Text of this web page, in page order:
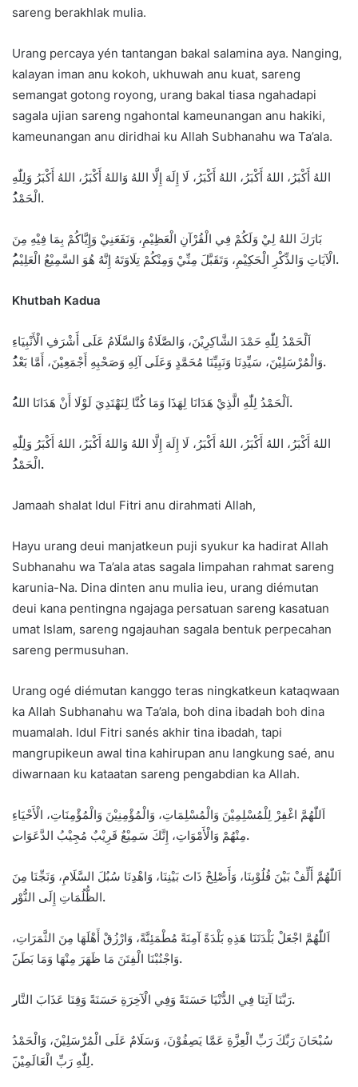
sareng berakhlak mulia.
Urang percaya yén tantangan bakal salamina aya. Nanging,
kalayan iman anu kokoh, ukhuwah anu kuat, sareng
semangat gotong royong, urang bakal tiasa ngahadapi
sagala ujian sareng ngahontal kameunangan anu hakiki,
kameunangan anu diridhai ku Allah Subhanahu wa Ta’ala.
اللهُ أَكْبَرُ، اللهُ أَكْبَرُ، اللهُ أَكْبَرُ، لَا إِلَهَ إِلَّا اللهُ وَاللهُ أَكْبَرُ، اللهُ أَكْبَرُ وَلِلّٰهِ
الْحَمْدُ.
بَارَكَ اللهُ لِيْ وَلَكُمْ فِي الْقُرْآنِ الْعَظِيْمِ، وَنَفَعَنِيْ وَإِيَّاكُمْ بِمَا فِيْهِ مِنَ
الْآيَاتِ وَالذِّكْرِ الْحَكِيْمِ، وَتَقَبَّلَ مِنِّيْ وَمِنْكُمْ تِلَاوَتَهُ إِنَّهُ هُوَ السَّمِيْعُ الْعَلِيْمُ.
Khutbah Kadua
اَلْحَمْدُ لِلّٰهِ حَمْدَ الشَّاكِرِيْنَ، وَالصَّلَاةُ وَالسَّلَامُ عَلَى أَشْرَفِ الْأَنْبِيَاءِ
وَالْمُرْسَلِيْنَ، سَيِّدِنَا وَنَبِيِّنَا مُحَمَّدٍ وَعَلَى آلِهِ وَصَحْبِهِ أَجْمَعِيْنَ، أَمَّا بَعْدُ.
اَلْحَمْدُ لِلّٰهِ الَّذِيْ هَدَانَا لِهَذَا وَمَا كُنَّا لِنَهْتَدِيَ لَوْلَا أَنْ هَدَانَا اللهُ.
اللهُ أَكْبَرُ، اللهُ أَكْبَرُ، اللهُ أَكْبَرُ، لَا إِلَهَ إِلَّا اللهُ وَاللهُ أَكْبَرُ، اللهُ أَكْبَرُ وَلِلّٰهِ
الْحَمْدُ.
Jamaah shalat Idul Fitri anu dirahmati Allah,
Hayu urang deui manjatkeun puji syukur ka hadirat Allah
Subhanahu wa Ta’ala atas sagala limpahan rahmat sareng
karunia-Na. Dina dinten anu mulia ieu, urang diémutan
deui kana pentingna ngajaga persatuan sareng kasatuan
umat Islam, sareng ngajauhan sagala bentuk perpecahan
sareng permusuhan.
Urang ogé diémutan kanggo teras ningkatkeun kataqwaan
ka Allah Subhanahu wa Ta’ala, boh dina ibadah boh dina
muamalah. Idul Fitri sanés akhir tina ibadah, tapi
mangrupikeun awal tina kahirupan anu langkung saé, anu
diwarnaan ku kataatan sareng pengabdian ka Allah.
اَللّٰهُمَّ اغْفِرْ لِلْمُسْلِمِيْنَ وَالْمُسْلِمَاتِ، وَالْمُؤْمِنِيْنَ وَالْمُؤْمِنَاتِ، الْأَحْيَاءِ
مِنْهُمْ وَالْأَمْوَاتِ، إِنَّكَ سَمِيْعٌ قَرِيْبٌ مُجِيْبُ الدَّعَوَاتِ.
اَللّٰهُمَّ أَلِّفْ بَيْنَ قُلُوْبِنَا، وَأَصْلِحْ ذَاتَ بَيْنِنَا، وَاهْدِنَا سُبُلَ السَّلَامِ، وَنَجِّنَا مِنَ
الظُّلُمَاتِ إِلَى النُّوْرِ.
اَللّٰهُمَّ اجْعَلْ بَلْدَتَنَا هَذِهِ بَلْدَةً آمِنَةً مُطْمَئِنَّةً، وَارْزُقْ أَهْلَهَا مِنَ الثَّمَرَاتِ،
وَاجْنُبْنَا الْفِتَنَ مَا ظَهَرَ مِنْهَا وَمَا بَطَنَ.
رَبَّنَا آتِنَا فِي الدُّنْيَا حَسَنَةً وَفِي الْآخِرَةِ حَسَنَةً وَقِنَا عَذَابَ النَّارِ.
سُبْحَانَ رَبِّكَ رَبِّ الْعِزَّةِ عَمَّا يَصِفُوْنَ، وَسَلَامٌ عَلَى الْمُرْسَلِيْنَ، وَالْحَمْدُ
لِلّٰهِ رَبِّ الْعَالَمِيْنَ.